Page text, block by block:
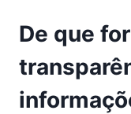
De que